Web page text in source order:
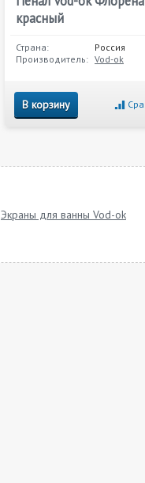
красный
Страна:
Россия
Производитель: Vod-ok
В корзину
Экраны для ванны Vod-ok